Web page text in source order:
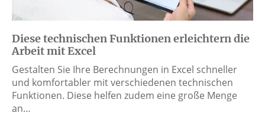
Diese technischen Funktionen erleichtern die
Arbeit mit Excel
Gestalten Sie Ihre Berechnungen in Excel schneller
und komfortabler mit verschiedenen technischen
Funktionen. Diese helfen zudem eine große Menge
an…